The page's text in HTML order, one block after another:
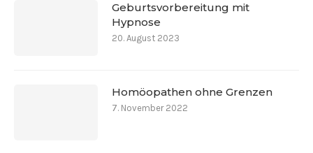
Geburtsvorbereitung mit
Hypnose
20. August 2023
Homöopathen ohne Grenzen
7. November 2022